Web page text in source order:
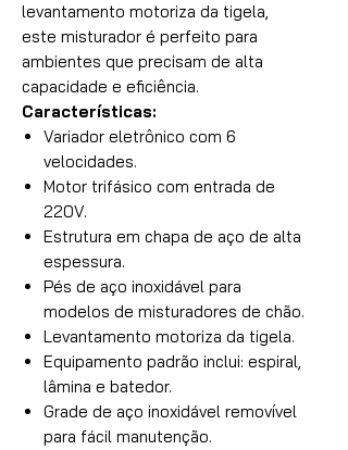
levantamento motoriza da tigela,
este misturador é perfeito para
ambientes que precisam de alta
capacidade e eficiência.
Características:
Variador eletrônico com 6
velocidades.
Motor trifásico com entrada de
220V.
Estrutura em chapa de aço de alta
espessura.
Pés de aço inoxidável para
modelos de misturadores de chão.
Levantamento motoriza da tigela.
Equipamento padrão inclui: espiral,
lâmina e batedor.
Grade de aço inoxidável removível
para fácil manutenção.